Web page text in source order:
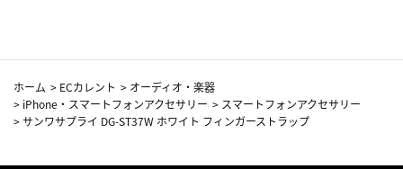
ホーム > ECカレント > オーディオ・楽器
> iPhone・スマートフォンアクセサリー > スマートフォンアクセサリー
>サンワサプライ DG-ST37W ホワイト フィンガーストラップ